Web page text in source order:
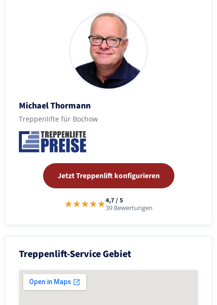
Michael Thormann
Treppenlifte für Bochow
Jetzt Treppenlift konfigurieren
4,7 / 5
39 Bewertungen
Treppenlift-Service Gebiet